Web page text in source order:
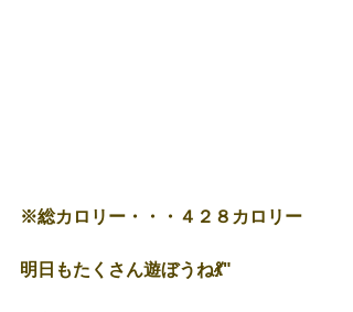
※総カロリー・・・４２８カロリー
明日もたくさん遊ぼうね💃"